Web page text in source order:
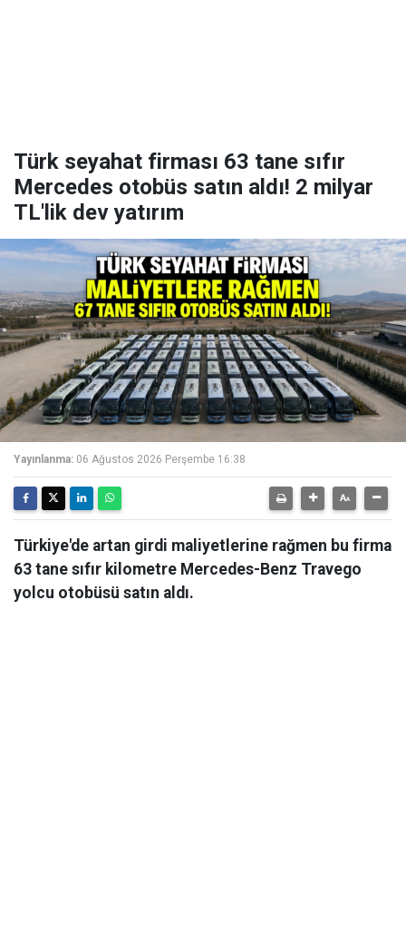
Türk seyahat firması 63 tane sıfır
Mercedes otobüs satın aldı! 2 milyar
TL'lik dev yatırım
Yayınlanma: 06 Ağustos 2026 Perşembe 16:38
Türkiye'de artan girdi maliyetlerine rağmen bu firma
63 tane sıfır kilometre Mercedes-Benz Travego
yolcu otobüsü satın aldı.